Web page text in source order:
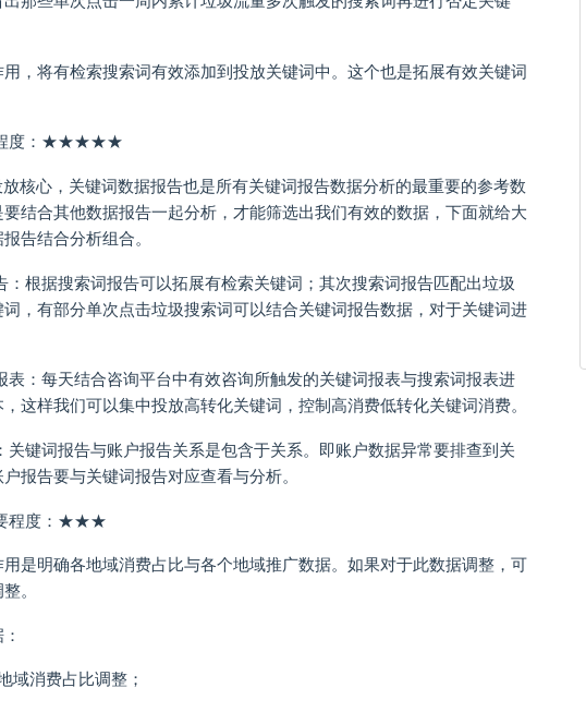
，将有检索搜索词有效添加到投放关键词中。这个也是拓展有效关键词
程度：★★★★★
核心，关键词数据报告也是所有关键词报告数据分析的最重要的参考数
结合其他数据报告一起分析，才能筛选出我们有效的数据，下面就给大
告结合分析组合。
根据搜索词报告可以拓展有检索关键词；其次搜索词报告匹配出垃圾
，有部分单次点击垃圾搜索词可以结合关键词报告数据，对于关键词进
：每天结合咨询平台中有效咨询所触发的关键词报表与搜索词报表进
这样我们可以集中投放高转化关键词，控制高消费低转化关键词消费。
键词报告与账户报告关系是包含于关系。即账户数据异常要排查到关
报告要与关键词报告对应查看与分析。
程度：★★★
是明确各地域消费占比与各个地域推广数据。如果对于此数据调整，可
。
域消费占比调整；